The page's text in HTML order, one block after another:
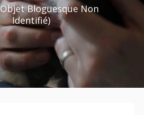
Bloguesque Non
Identifié)